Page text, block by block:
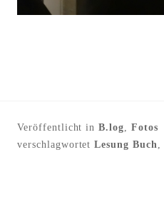
Veröffentlicht inB.log,Fotos
verschlagwortetLesung Buch,